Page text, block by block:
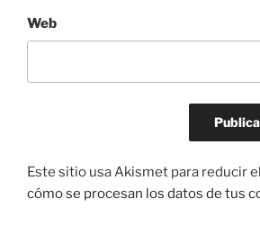
Web
Este sitio usa Akismet para reducir
cómo se procesan los datos de tus